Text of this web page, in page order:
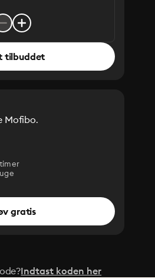
tilbuddet
Mofibo.
gratis
Indtast koden her